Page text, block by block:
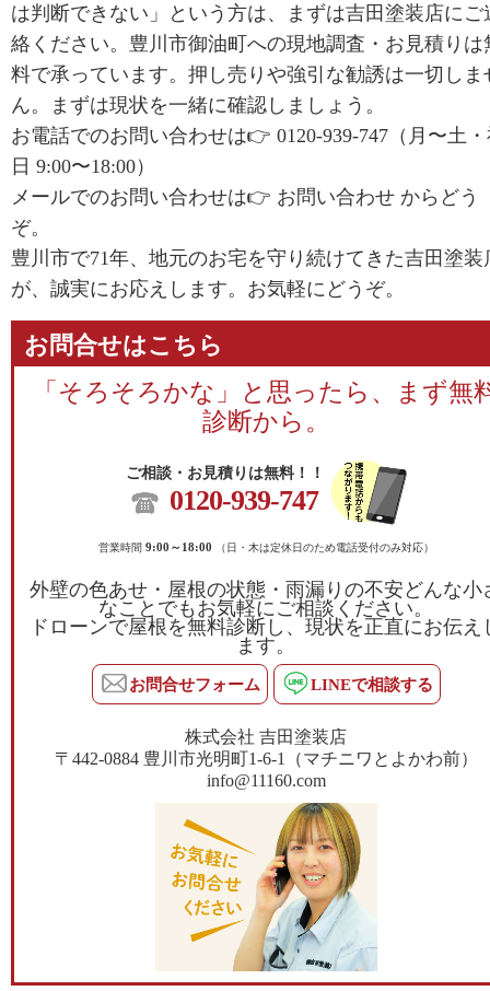
は判断できない」という方は、まずは吉田塗装店にご
絡ください。豊川市御油町への現地調査・お見積りは
料で承っています。押し売りや強引な勧誘は一切しま
ん。まずは現状を一緒に確認しましょう。
お電話でのお問い合わせは👉 0120-939-747 （月〜土
日 9:00〜18:00）
メールでのお問い合わせは👉 お問い合わせ からどう
ぞ。
豊川市で71年、地元のお宅を守り続けてきた吉田塗装
が、誠実にお応えします。お気軽にどうぞ。
お問合せはこちら
「そろそろかな」と思ったら、まず無
診断から。
ご相談・お見積りは無料！！
0120-939-747
営業時間 9:00～18:00 （日・木は定休日のため電話受付のみ対応）
外壁の色あせ・屋根の状態・雨漏りの不安どんな小
なことでもお気軽にご相談ください。
ドローンで屋根を無料診断し、現状を正直にお伝え
ます。
お問合せフォーム LINEで相談する
株式会社 吉田塗装店
〒442-0884 豊川市光明町1-6-1（マチニワとよかわ前）
info@11160.com